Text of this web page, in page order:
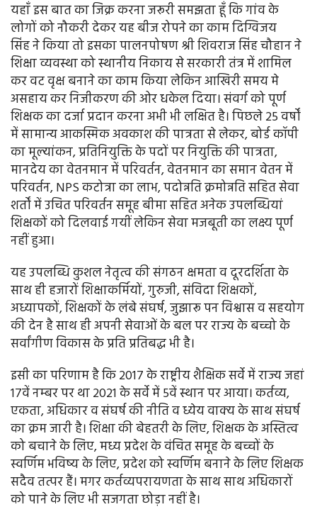
यहाँ इस बात का जिक्र करना जरूरी समझता हूँ कि गांव के
लोगों को नौकरी देकर यह बीज रोपने का काम दिग्विजय
सिंह ने किया तो इसका पालनपोषण श्री शिवराज सिंह चौहान ने
शिक्षा व्यवस्था को स्थानीय निकाय से सरकारी तंत्र में शामिल
कर वट वृक्ष बनाने का काम किया लेकिन आखिरी समय मे
असहाय कर निजीकरण की ओर धकेल दिया। संवर्ग को पूर्ण
शिक्षक का दर्जा प्रदान करना अभी भी लक्षित है। पिछले 25 वर्षों
में सामान्य आकस्मिक अवकाश की पात्रता से लेकर, बोर्ड कॉपी
का मूल्यांकन, प्रतिनियुक्ति के पदों पर नियुक्ति की पात्रता,
मानदेय का वेतनमान में परिवर्तन, वेतनमान का समान वेतन में
परिवर्तन, NPS कटोत्रा का लाभ, पदोन्नति क्रमोन्नति सहित सेवा
शर्तों में उचित परिवर्तन समूह बीमा सहित अनेक उपलब्धियां
शिक्षकों को दिलवाई गयीं लेकिन सेवा मजबूती का लक्ष्य पूर्ण
नहीं हुआ।
यह उपलब्धि कुशल नेतृत्व की संगठन क्षमता व दूरदर्शिता के
साथ ही हजारों शिक्षाकर्मियों, गुरुजी, संविदा शिक्षकों,
अध्यापकों, शिक्षकों के लंबे संघर्ष, जुझारू पन विश्वास व सहयोग
की देन है साथ ही अपनी सेवाओं के बल पर राज्य के बच्चो के
सर्वांगीण विकास के प्रति प्रतिबद्ध भी है।
इसी का परिणाम है कि 2017 के राष्ट्रीय शैक्षिक सर्वे में राज्य जहां
17वें नम्बर पर था 2021 के सर्वे में 5वें स्थान पर आया। कर्तव्य,
एकता, अधिकार व संघर्ष की नीति व ध्येय वाक्य के साथ संघर्ष
का क्रम जारी है। शिक्षा की बेहतरी के लिए, शिक्षक के अस्तित्व
को बचाने के लिए, मध्य प्रदेश के वंचित समूह के बच्चों के
स्वर्णिम भविष्य के लिए, प्रदेश को स्वर्णिम बनाने के लिए शिक्षक
सदैव तत्पर हैं। मगर कर्तव्यपरायणता के साथ साथ अधिकारों
को पाने के लिए भी सजगता छोड़ा नहीं है।